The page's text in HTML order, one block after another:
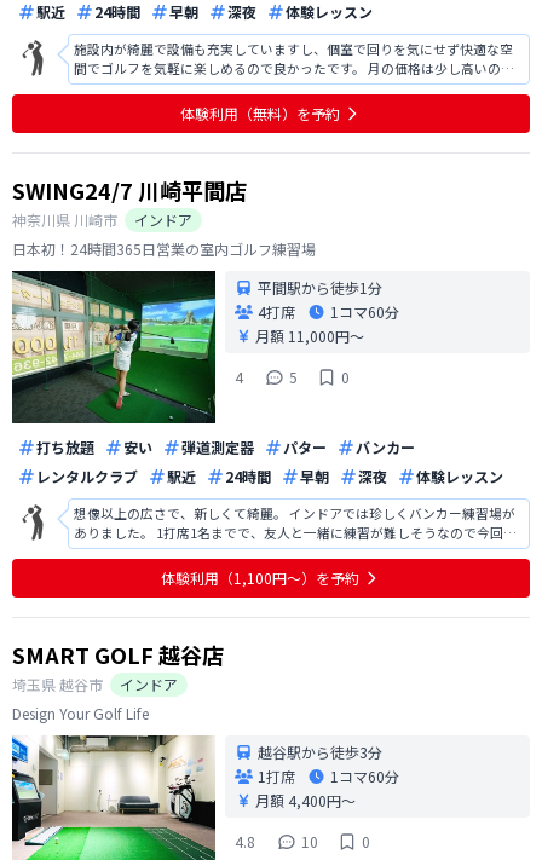
駅近
24時間 早朝 深夜 体験レッスン
施設内が綺麗で設備も充実していますし、個室で回りを気にせず快適な空
間でゴルフを気軽に楽しめるので良かったです。 月の価格は少し高いので
一人で会員になるのは少し厳しいですが。複数人で会費を割り勘して、シ
ュミレーションゴルフをみんなで楽しむのもいいかもしれません。 一点気
になるとすれば、ドライバーを振る
体験利用（無料）を予約
SWING24/7 川崎平間店
神奈川県 川崎市
インドア
日本初！24時間365日営業の室内ゴルフ練習場
平間駅から徒歩1分
4打席
1コマ60分
月額 11,000円〜
4
5 0
打ち放題 安い 弾道測定器 パター
バンカー
レンタルクラブ
駅近 24時間 早朝 深夜 体験レッスン
想像以上の広さで、新しくて綺麗。 インドアでは珍しくバンカー練習場が
ありました。 1打席1名までで、友人と一緒に練習が難しそうなので今回は
入会を見送りました。
体験利用（1,100円〜）を予約
SMART GOLF 越谷店
埼玉県越谷市
インドア
Design Your Golf Life
越谷駅から徒歩3分
1打席
1コマ60分
月額 4,400円〜
4.8
10 0